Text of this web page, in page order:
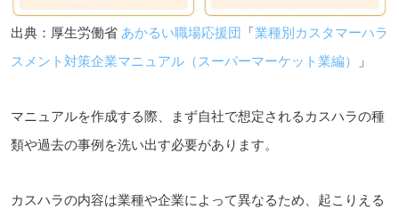
出典：厚生労働省 あかるい職場応援団 「業種別カスタマーハラ
スメント対策企業マニュアル（スーパーマーケット業編）
」
マニュアルを作成する際、まず自社で想定されるカスハラの種
類や過去の事例を洗い出す必要があります。
カスハラの内容は業種や企業によって異なるため、起こりえる